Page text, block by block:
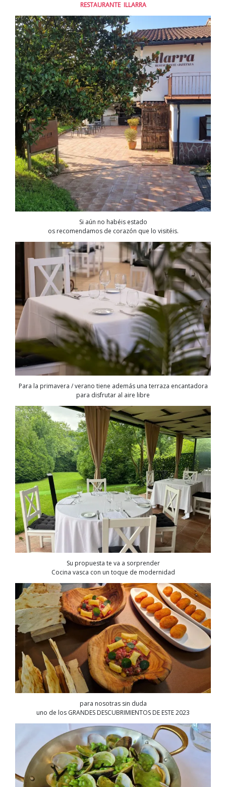
RESTAURANTE ILLARRA
Si aún no habéis estado
os recomendamos de corazón que lo visitéis.
Para la primavera / verano tiene además una terraza encantadora
para disfrutar al aire libre
Su propuesta te va a sorprender
Cocina vasca con un toque de modernidad
para nosotras sin duda
uno de los GRANDES DESCUBRIMIENTOS DE ESTE 2023